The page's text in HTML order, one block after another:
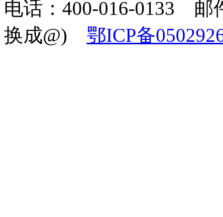
电话：400-016-0133 邮
换成@) 鄂ICP备